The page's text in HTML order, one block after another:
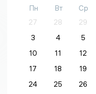
Пн Вт Ср
27
28 29
3
4 5
10
11 12
17
18 19
24
25 26